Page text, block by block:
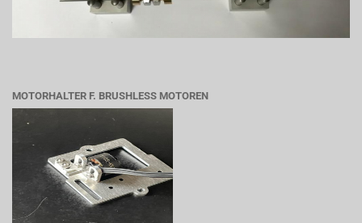
MOTORHALTER F. BRUSHLESS MOTOREN